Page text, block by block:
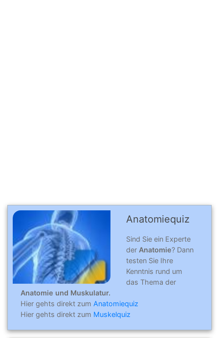
Anatomiequiz
Sind Sie ein Experte
der Anatomie? Dann
testen Sie Ihre
Kenntnis rund um
das Thema der
Anatomie und Muskulatur.
Hier gehts direkt zum Anatomiequiz
Hier gehts direkt zum Muskelquiz